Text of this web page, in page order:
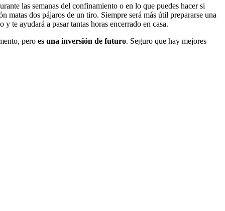
las semanas del confinamiento o en lo que puedes hacer si
matas dos pájaros de un tiro. Siempre será más útil prepararse una
te ayudará a pasar tantas horas encerrado en casa.
pero es una inversión de futuro. Seguro que hay mejores